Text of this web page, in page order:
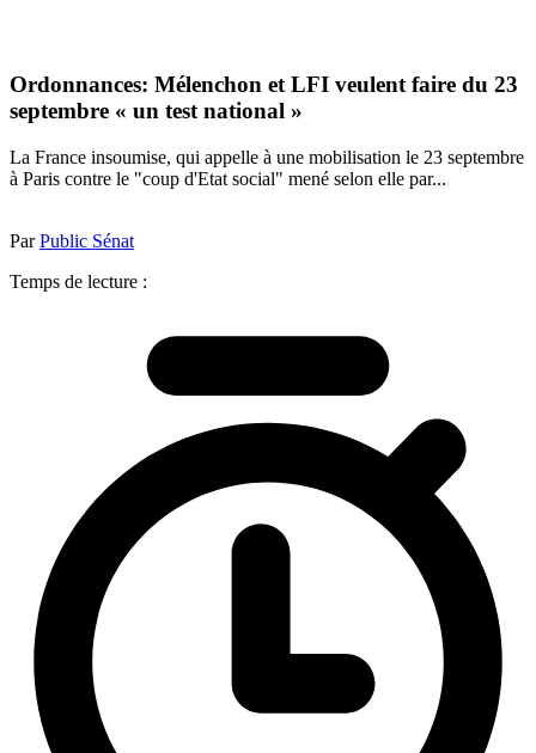
Ordonnances: Mélenchon et LFI veulent faire du 23
septembre « un test national »
La France insoumise, qui appelle à une mobilisation le 23 septembre
à Paris contre le "coup d'Etat social" mené selon elle par...
ParPublic Sénat
Temps de lecture :